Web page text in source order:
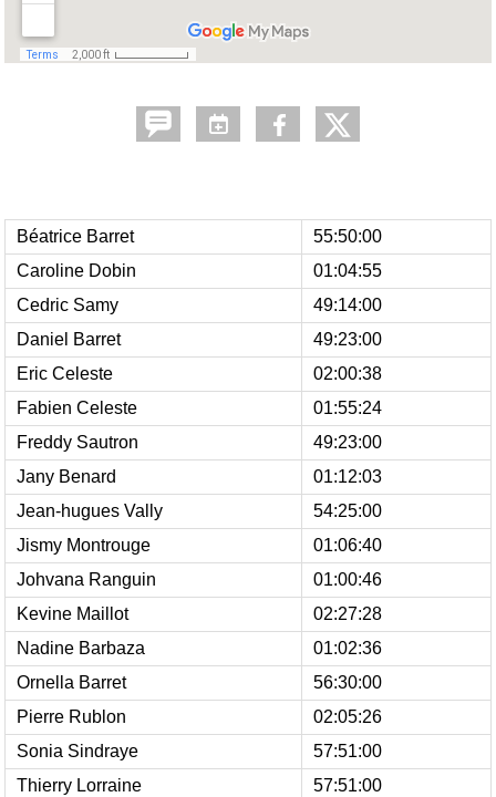
Béatrice Barret
55:50:00
Caroline Dobin
01:04:55
Cedric Samy
49:14:00
Daniel Barret
49:23:00
Eric Celeste
02:00:38
Fabien Celeste
01:55:24
Freddy Sautron
49:23:00
Jany Benard
01:12:03
Jean-hugues Vally
54:25:00
Jismy Montrouge
01:06:40
Johvana Ranguin
01:00:46
Kevine Maillot
02:27:28
Nadine Barbaza
01:02:36
Ornella Barret
56:30:00
Pierre Rublon
02:05:26
Sonia Sindraye
57:51:00
Thierry Lorraine
57:51:00